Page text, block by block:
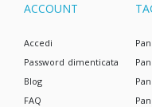
ACCOUNT
Accedi
Password dimenticata
Blog
FAQ